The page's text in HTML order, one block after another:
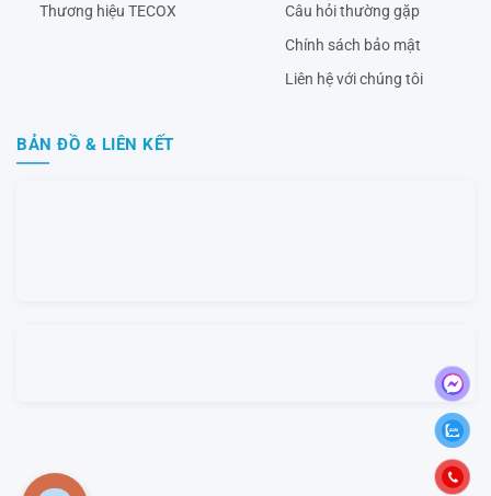
Thương hiệu TECOX
Câu hỏi thường gặp
Chính sách bảo mật
Liên hệ với chúng tôi
BẢN ĐỒ & LIÊN KẾT